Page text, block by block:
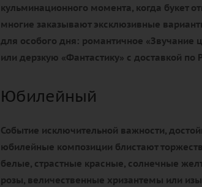
кульминационного момента, когда букет
многие заказывают эксклюзивные
для особого дня: романтичное «Звучание
или дерзкую «Фантастику» с доставкой по
Юбилейный
Событие исключительной важности,
юбилейные композиции блистают
белые, страстные красные, солнечные
розы, величественные хризантемы или